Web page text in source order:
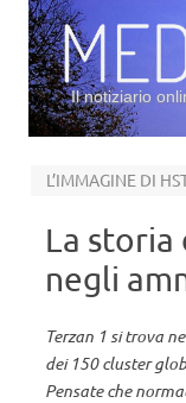
Il notiziario
L’IMMAGINE DI
La storia
negli
Terzan 1 si trova
dei 150 cluster
Pensate che